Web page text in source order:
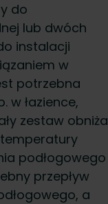
do
lub dwóch
instalacji
w
potrzebna
w łazience,
zestaw obniża
podłogowego
przepływ
a